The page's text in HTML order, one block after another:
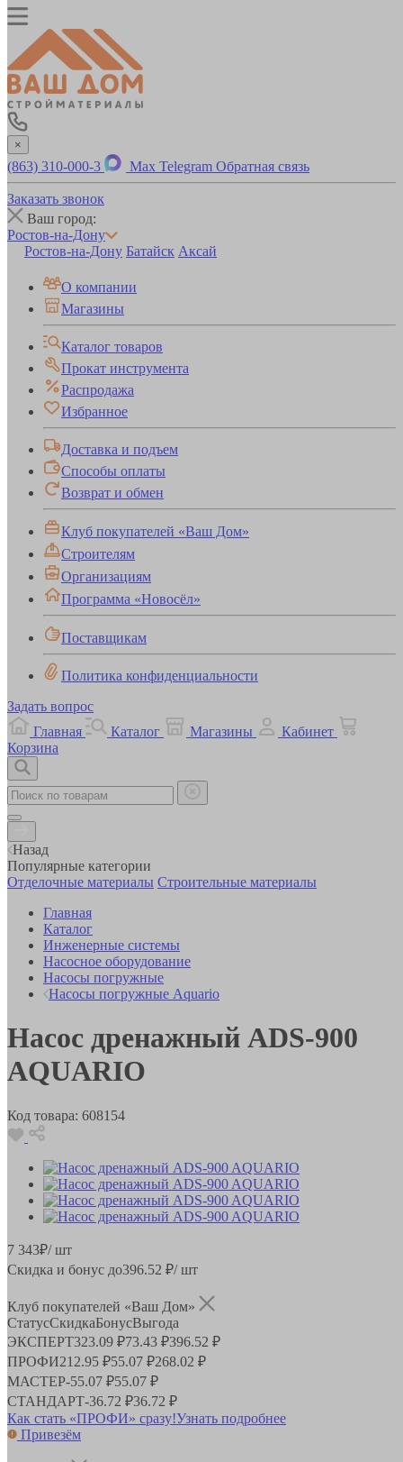
×
(863) 310-000-3 Max Telegram Обратная связь
Заказать звонок
Ваш город:
Ростов-на-Дону
Ростов-на-Дону Батайск Аксай
О компании
Магазины
Каталог товаров
Прокат инструмента
Распродажа
Избранное
Доставка и подъем
Способы оплаты
Возврат и обмен
Клуб покупателей «Ваш Дом»
Строителям
Организациям
Программа «Новосёл»
Поставщикам
Политика конфиденциальности
Задать вопрос
Главная
Каталог Магазины
Кабинет
Корзина
Назад
Популярные категории
Отделочные материалы Строительные материалы
Главная
Каталог
Инженерные системы
Насосное оборудование
Насосы погружные
Насосы погружные Aquario
Насос дренажный ADS-900
AQUARIO
Код товара: 608154
7 343₽/ шт
Скидка и бонус до396.52 ₽/ шт
Клуб покупателей «Ваш Дом»
СтатусСкидкаБонусВыгода
ЭКСПЕРТ323.09 ₽73.43 ₽396.52 ₽
ПРОФИ212.95 ₽55.07 ₽268.02 ₽
МАСТЕР-55.07 ₽55.07 ₽
СТАНДАРТ-36.72 ₽36.72 ₽
Как стать «ПРОФИ» сразу!Узнать подробнее
Привезём